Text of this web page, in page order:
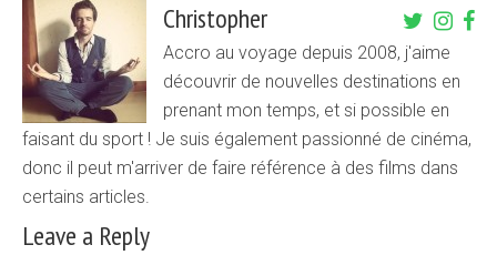
Christopher
Accro au voyage depuis 2008, j'aime
découvrir de nouvelles destinations en
prenant mon temps, et si possible en
faisant du sport ! Je suis également passionné de cinéma,
donc il peut m'arriver de faire référence à des films dans
certains articles.
Leave a Reply